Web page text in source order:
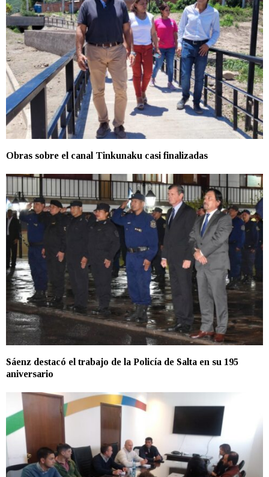
Obras sobre el canal Tinkunaku casi finalizadas
Sáenz destacó el trabajo de la Policía de Salta en su 195
aniversario